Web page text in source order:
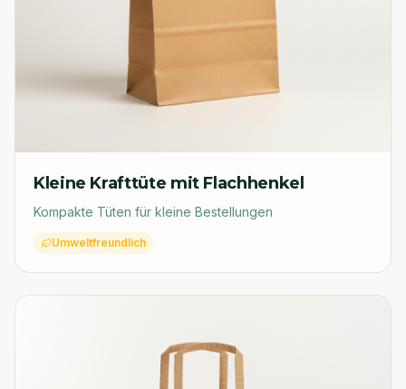
Kleine Krafttüte mit Flachhenkel
Kompakte Tüten für kleine Bestellungen
Umweltfreundlich